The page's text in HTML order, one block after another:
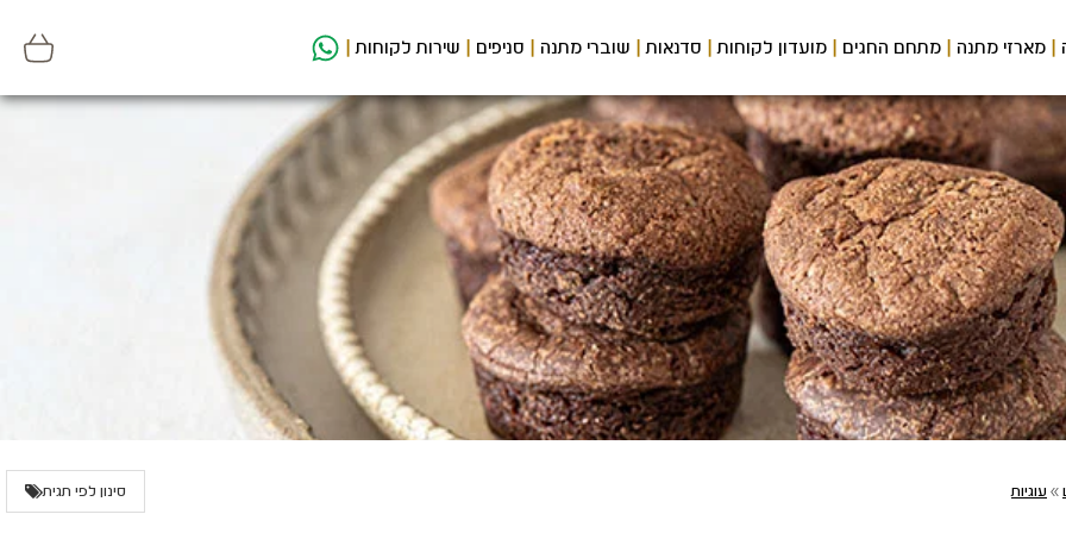
מארזי מתנה מתחם החגים מועדון לקוחות סדנאות שוברי מתנה סניפים שירות לקוחות
» עוגיות סינון לפי תגית